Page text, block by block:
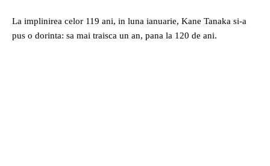
La implinirea celor 119 ani, in luna ianuarie, Kane Tanaka si-a
pus o dorinta: sa mai traisca un an, pana la 120 de ani.